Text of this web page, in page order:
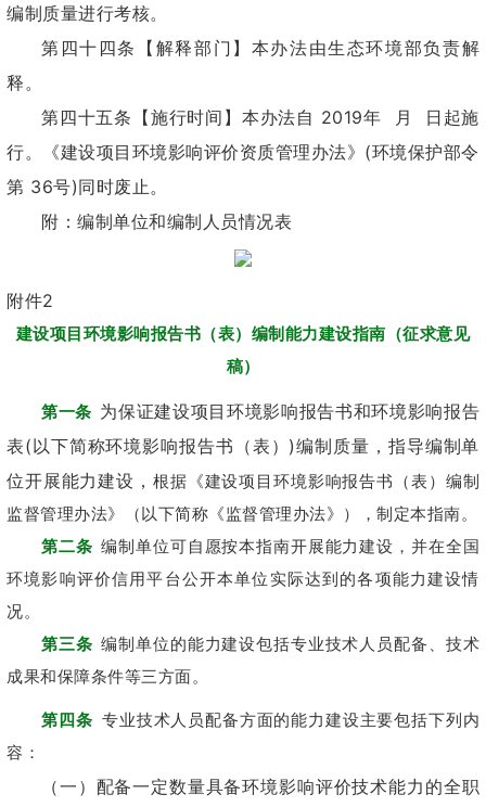
编制质量进行考核。
第四十四条【解释部门】本办法由生态环境部负责解
释。
第四十五条【施行时间】本办法自 2019年 月 日起施
行。《建设项目环境影响评价资质管理办法》(环境保护部令
第 36号)同时废止。
附：编制单位和编制人员情况表
附件2
建设项目环境影响报告书（表）编制能力建设指南（征求意见
稿）
第一条 为保证建设项目环境影响报告书和环境影响报告
表(以下简称环境影响报告书（表）)编制质量，指导编制单
位开展能力建设， 根据《建设项目环境影响报告书（表）编制
监督管理办法》（以下简称《监督管理办法》），制定本指南。
第二条编制单位可自愿按本指南开展能力建设，并在全国
环境影响评价信用平台公开本单位实际达到的各项能力建设情
况。
第三条编制单位的能力建设包括专业技术人员配备、技术
成果和保障条件等三方面。
第四条 专业技术人员配备方面的能力建设主要包括下列内
容：
（一）配备一定数量具备环境影响评价技术能力的全职